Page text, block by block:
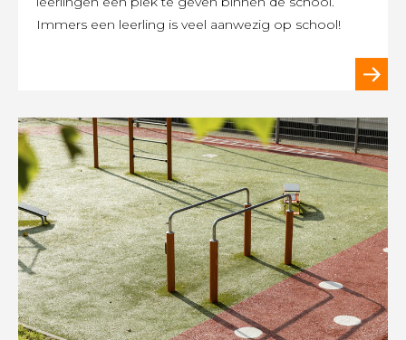
Immers een leerling is veel aanwezig op school!